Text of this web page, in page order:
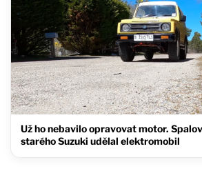
Už ho nebavilo opravovat motor.
starého Suzuki udělal elektromobil